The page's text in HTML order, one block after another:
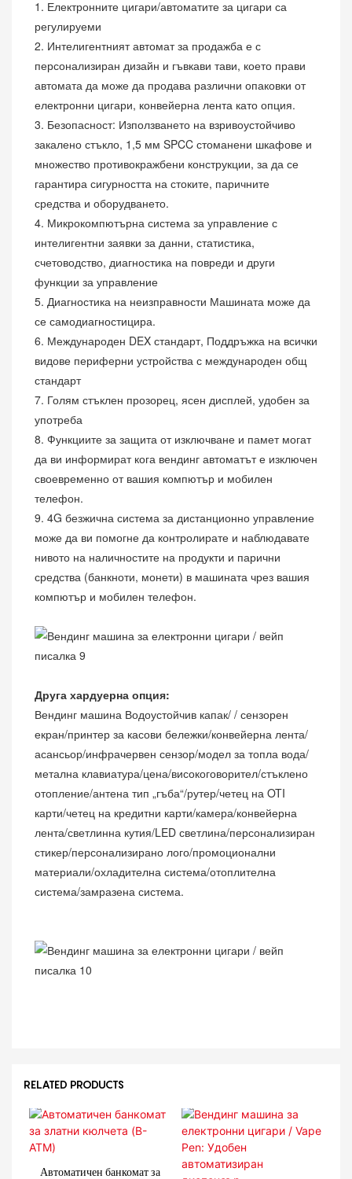
1. Електронните цигари/автоматите за цигари са
регулируеми
2. Интелигентният автомат за продажба е с
персонализиран дизайн и гъвкави тави, което прави
автомата да може да продава различни опаковки от
електронни цигари, конвейерна лента като опция.
3. Безопасност: Използването на взривоустойчиво
закалено стъкло, 1,5 мм SPCC стоманени шкафове и
множество противокражбени конструкции, за да се
гарантира сигурността на стоките, паричните
средства и оборудването.
4. Микрокомпютърна система за управление с
интелигентни заявки за данни, статистика,
счетоводство, диагностика на повреди и други
функции за управление
5. Диагностика на неизправности Машината може да
се самодиагностицира.
6. Международен DEX стандарт, Поддръжка на всички
видове периферни устройства с международен общ
стандарт
7. Голям стъклен прозорец, ясен дисплей, удобен за
употреба
8. Функциите за защита от изключване и памет могат
да ви информират кога вендинг автоматът е изключен
своевременно от вашия компютър и мобилен
телефон.
9. 4G безжична система за дистанционно управление
може да ви помогне да контролирате и наблюдавате
нивото на наличностите на продукти и парични
средства (банкноти, монети) в машината чрез вашия
компютър и мобилен телефон.
Друга хардуерна опция:
Вендинг машина Водоустойчив капак/ / сензорен
екран/принтер за касови бележки/конвейерна лента/
асансьор/инфрачервен сензор/модел за топла вода/
метална клавиатура/цена/високоговорител/стъклено
отопление/антена тип „гъба“/рутер/четец на OTI
карти/четец на кредитни карти/камера/конвейерна
лента/светлинна кутия/LED светлина/персонализиран
стикер/персонализирано лого/промоционални
материали/охладителна система/отоплителна
система/замразена система.
RELATED PRODUCTS
Автоматичен банкомат за